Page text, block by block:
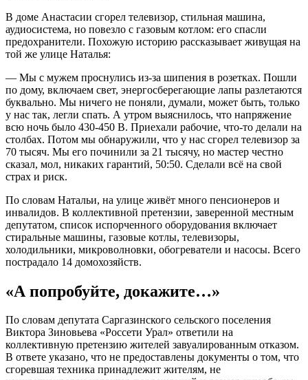
В доме Анастасии сгорел телевизор, стильная машина,
аудиосистема, но повезло с газовым котлом: его спасли
предохранители. Похожую историю рассказывает живущая на
той же улице Наталья:
— Мы с мужем проснулись из-за шипения в розетках. Пошли
по дому, включаем свет, энергосберегающие лапы разлетаются
буквально. Мы ничего не поняли, думали, может быть, только
у нас так, легли спать. А утром выяснилось, что напряжение
всю ночь было 430-450 В. Приехали рабочие, что-то делали на
столбах. Потом мы обнаружили, что у нас сгорел телевизор за
70 тысяч. Мы его починили за 21 тысячу, но мастер честно
сказал, мол, никаких гарантий, 50:50. Сделали всё на свой
страх и риск.
По словам Натальи, на улице живёт много пенсионеров и
инвалидов. В коллективной претензии, заверенной местным
депутатом, список испорченного оборудования включает
стиральные машины, газовые котлы, телевизоры,
холодильники, микроволновки, обогреватели и насосы. Всего
пострадало 14 домохозяйств.
«А попробуйте, докажите…»
По словам депутата Саргазинского сельского поселения
Виктора Зиновьева «Россети Урал» ответили на
коллективную претензию жителей завуалированным отказом.
В ответе указано, что не предоставлены документы о том, что
сгоревшая техника принадлежит жителям, не